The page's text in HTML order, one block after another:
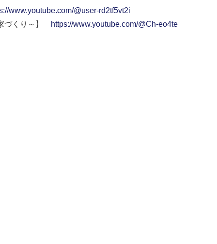
www.youtube.com/@user-rd2tf5vt2i
づくり～】
https://www.youtube.com/@Ch-eo4te